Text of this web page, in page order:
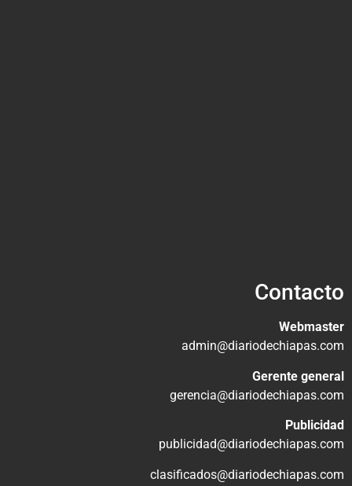
Contacto
Webmaster
admin@diariodechiapas.com
Gerente general
gerencia@diariodechiapas.com
Publicidad
publicidad@diariodechiapas.com
clasificados@diariodechiapas.com